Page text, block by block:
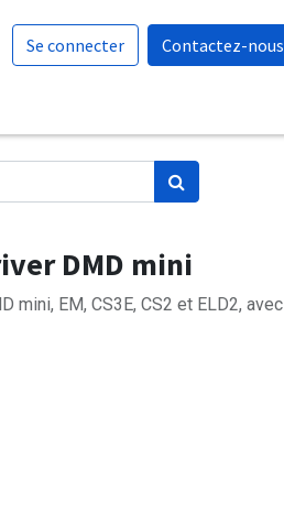
Se connecter Contactez-nous
DMD mini
mini, EM, CS3E, CS2 et ELD2, avec